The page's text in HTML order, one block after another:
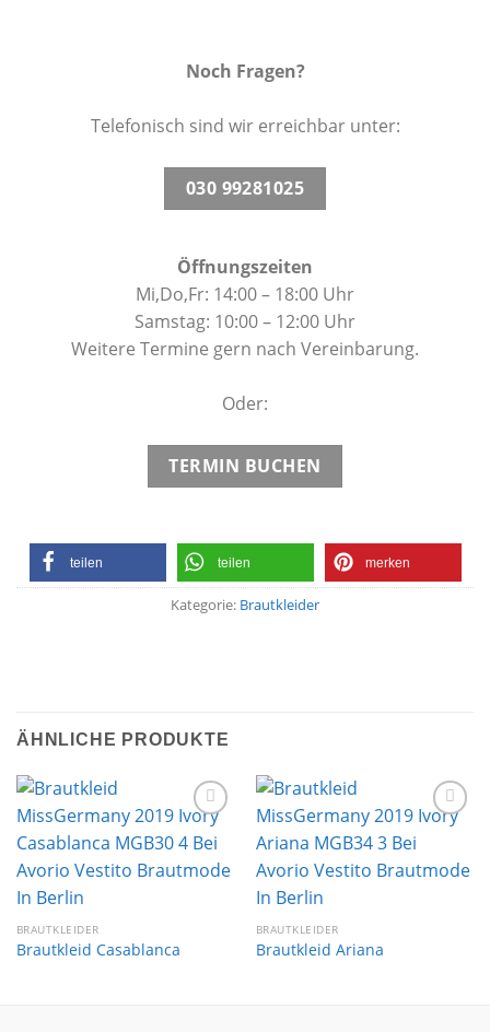
Noch Fragen?
Telefonisch sind wir erreichbar unter:
030 99281025
Öffnungszeiten
Mi,Do,Fr: 14:00 – 18:00 Uhr
Samstag: 10:00 – 12:00 Uhr
Weitere Termine gern nach Vereinbarung.
Oder:
TERMIN BUCHEN
teilen teilen merken
Kategorie: Brautkleider
ÄHNLICHE PRODUKTE
Wunschliste
BRAUTKLEIDER
Brautkleid Casablanca
Wunschliste
BRAUTKLEIDER
Brautkleid Ariana